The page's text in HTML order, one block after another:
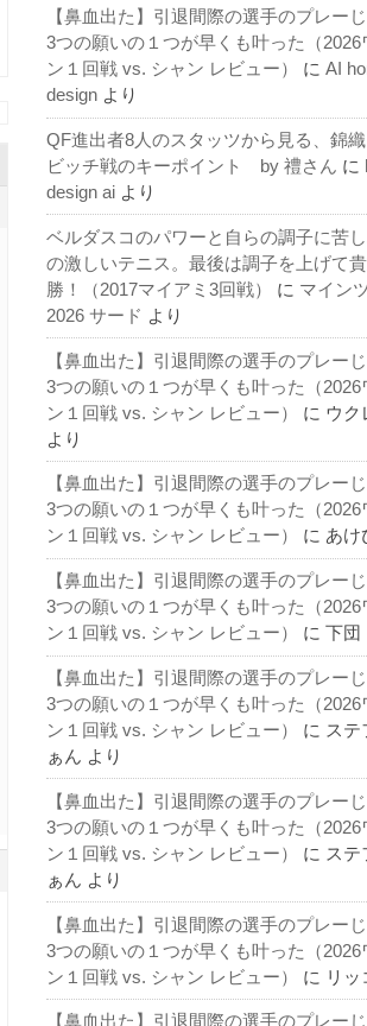
【鼻血出た】引退間際の選手のプレー
3つの願いの１つが早くも叶った（2026
ン１回戦 vs. シャン レビュー）
に AI
design より
QF進出者8人のスタッツから見る、錦
ビッチ戦のキーポイント by 禮さん に
design ai より
ベルダスコのパワーと自らの調子に苦
の激しいテニス。最後は調子を上げて貴
勝！（2017マイアミ3回戦）
に マイン
2026 サード より
【鼻血出た】引退間際の選手のプレー
3つの願いの１つが早くも叶った（2026
ン１回戦 vs. シャン レビュー）
に ウク
より
【鼻血出た】引退間際の選手のプレー
3つの願いの１つが早くも叶った（2026
ン１回戦 vs. シャン レビュー）
に あけ
【鼻血出た】引退間際の選手のプレー
3つの願いの１つが早くも叶った（2026
ン１回戦 vs. シャン レビュー）
に 下団
【鼻血出た】引退間際の選手のプレー
3つの願いの１つが早くも叶った（2026
ン１回戦 vs. シャン レビュー）
に ステ
ぁん より
【鼻血出た】引退間際の選手のプレー
3つの願いの１つが早くも叶った（2026
ン１回戦 vs. シャン レビュー）
に ステ
ぁん より
【鼻血出た】引退間際の選手のプレー
3つの願いの１つが早くも叶った（2026
ン１回戦 vs. シャン レビュー）
に リッ
【鼻血出た】引退間際の選手のプレー